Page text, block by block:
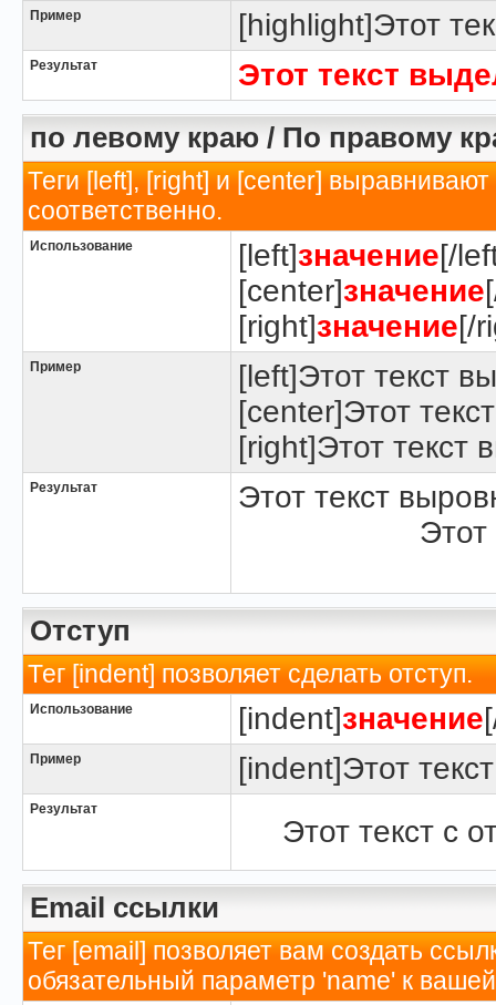
Пример [highlight]Этот
Результат Этот текст
по левому краю / По правому
Теги [left], [right] и [center]
соответственно.
Использование [left]значение[/
[center]значение
[right]значение[/
Пример
[left]Этот текст
[center]Этот
[right]Этот текст
Результат
Этот текст
Этот
Отступ
Тег [indent] позволяет сделать отступ.
Использование [indent]значение
Пример [indent]Этот
Результат
Этот текст с
Email ссылки
Тег [email] позволяет вам создать
обязательный параметр 'name' к